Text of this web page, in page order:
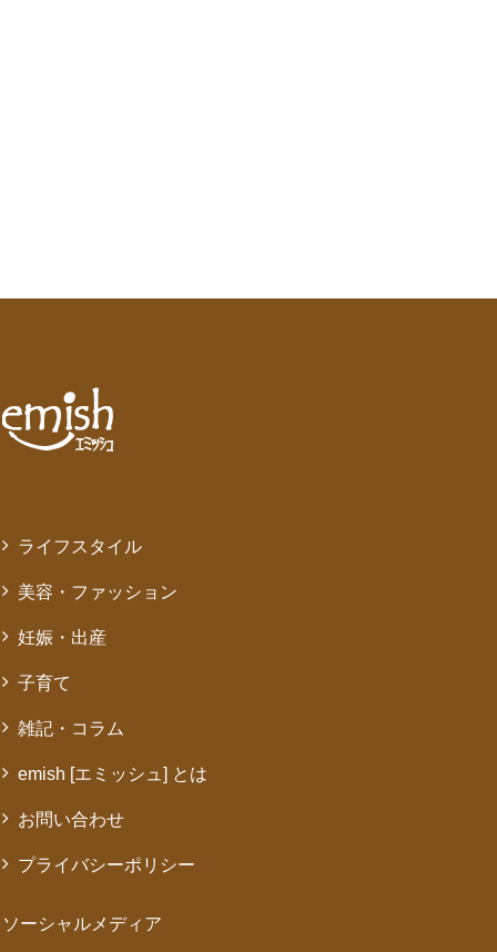
ライフスタイル
美容・ファッション
妊娠・出産
子育て
雑記・コラム
emish [エミッシュ] とは
お問い合わせ
プライバシーポリシー
ソーシャルメディア